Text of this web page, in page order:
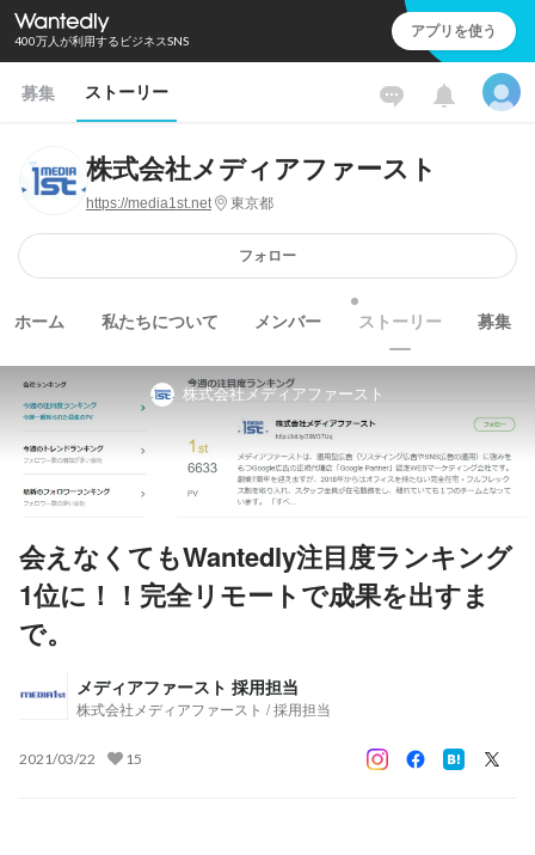
400万人が利用するビジネスSNS アプリを使う
募集 ストーリー
株式会社メディアファースト
https://media1st.net 東京都
フォロー
ホーム 私たちについて メンバー ストーリー 募集
株式会社メディアファースト
会えなくてもWantedly注目度ランキング
1位に！！完全リモートで成果を出すま
で。
メディアファースト 採用担当
株式会社メディアファースト / 採用担当
2021/03/22 15